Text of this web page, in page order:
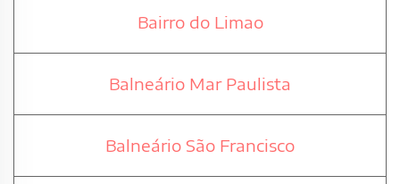
Bairro do Limao
Balneário Mar Paulista
Balneário São Francisco